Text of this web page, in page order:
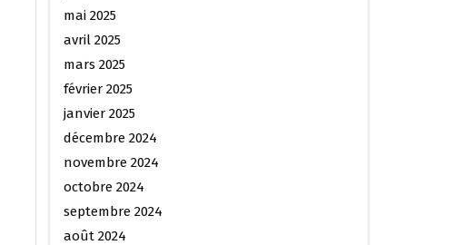
mai 2025
avril 2025
mars 2025
février 2025
janvier 2025
décembre 2024
novembre 2024
octobre 2024
septembre 2024
août 2024